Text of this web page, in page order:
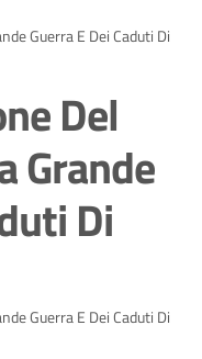
Guerra E Dei Caduti Di
Del
Grande
Di
Guerra E Dei Caduti Di